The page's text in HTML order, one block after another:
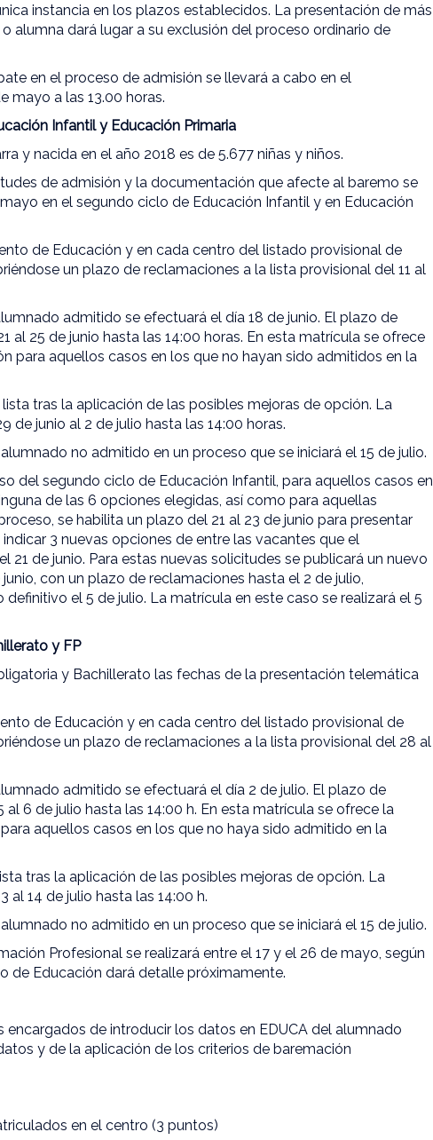
instancia en los plazos establecidos. La presentación de más
alumna dará lugar a su exclusión del proceso ordinario de
en el proceso de admisión se llevará a cabo en el
mayo a las 13.00 horas.
Infantil y Educación Primaria
y nacida en el año 2018 es de 5.677 niñas y niños.
de admisión y la documentación que afecte al baremo se
en el segundo ciclo de Educación Infantil y en Educación
de Educación y en cada centro del listado provisional de
un plazo de reclamaciones a la lista provisional del 11 al
admitido se efectuará el día 18 de junio. El plazo de
al 25 de junio hasta las 14:00 horas. En esta matrícula se ofrece
para aquellos casos en los que no hayan sido admitidos en la
tras la aplicación de las posibles mejoras de opción. La
de junio al 2 de julio hasta las 14:00 horas.
no admitido en un proceso que se iniciará el 15 de julio.
del segundo ciclo de Educación Infantil, para aquellos casos en
de las 6 opciones elegidas, así como para aquellas
se habilita un plazo del 21 al 23 de junio para presentar
3 nuevas opciones de entre las vacantes que el
21 de junio. Para estas nuevas solicitudes se publicará un nuevo
con un plazo de reclamaciones hasta el 2 de julio,
el 5 de julio. La matrícula en este caso se realizará el 5
y FP
y Bachillerato las fechas de la presentación telemática
de Educación y en cada centro del listado provisional de
un plazo de reclamaciones a la lista provisional del 28 al
admitido se efectuará el día 2 de julio. El plazo de
6 de julio hasta las 14:00 h. En esta matrícula se ofrece la
aquellos casos en los que no haya sido admitido en la
tras la aplicación de las posibles mejoras de opción. La
al 14 de julio hasta las 14:00 h.
no admitido en un proceso que se iniciará el 15 de julio.
Profesional se realizará entre el 17 y el 26 de mayo, según
de Educación dará detalle próximamente.
de introducir los datos en EDUCA del alumnado
y de la aplicación de los criterios de baremación
en el centro (3 puntos)